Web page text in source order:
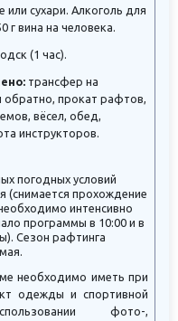
или сухари. Алкоголь для
г вина на человека.
(1 час).
трансфер на
обратно, прокат рафтов,
вёсел, обед,
инструкторов.
погодных условий
(снимается прохождение
интенсивно
программы в 10:00 и в
Сезон рафтинга
необходимо иметь при
одежды и спортивной
фото-,